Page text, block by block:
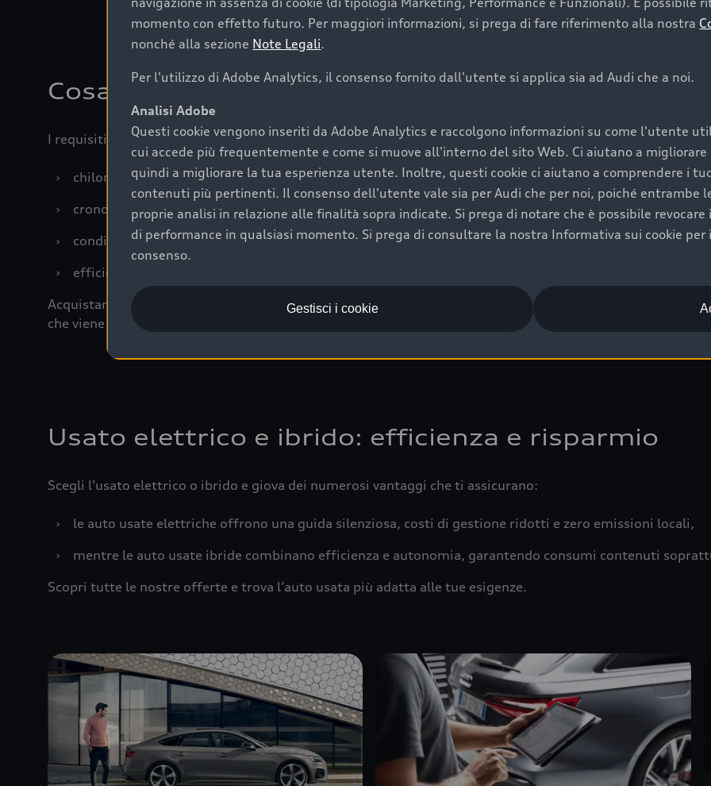
Cosa sapere prima di acquistare la tua prossima
I requisiti fondamentali da considerare prima di acquistare un’auto usata, oltre al prezzo e all'aspetto,
›
chilometraggio: un valore contenuto corrisponde a uno stato migliore del veicolo e a una maggiore
›
cronologia dei tagliandi: una documentazione completa della vettura certifica una manutenzione
›
condizioni della carrozzeria e degli interni: una buona conservazione evidenzia cura e attenzione del
›
efficienza meccanica: motore, trasmissione e componenti principali in ottimo stato garantiscono
Acquistare un’auto usata in una Concessionaria ufficiale Audi che offre l’usato garantito tramite Audi
che viene sottoposto a 110 controlli approfonditi e coperto da garanzia fino a 4 anni per una maggiore
Usato elettrico e ibrido: efficienza e risparmio
Scegli l’usato elettrico o ibrido e giova dei numerosi vantaggi che ti assicurano:
›
le auto usate elettriche offrono una guida silenziosa, costi di gestione ridotti e zero emissioni locali,
›
mentre le auto usate ibride combinano efficienza e autonomia, garantendo consumi contenuti
Scopri tutte le nostre offerte e trova l’auto usata più adatta alle tue esigenze.
momento con effetto futuro. Per maggiori informazioni, si prega di fare riferimento alla nostra
nonché alla sezione Note Legali.
Per l'utilizzo di Adobe Analytics, il consenso fornito dall'utente si applica sia ad Audi che a noi.
Analisi Adobe
Questi cookie vengono inseriti da Adobe Analytics e raccolgono informazioni su come l'utente
cui accede più frequentemente e come si muove all'interno del sito Web. Ci aiutano a
quindi a migliorare la tua esperienza utente. Inoltre, questi cookie ci aiutano a comprendere i
contenuti più pertinenti. Il consenso dell'utente vale sia per Audi che per noi, poiché entrambe
proprie analisi in relazione alle finalità sopra indicate. Si prega di notare che è possibile
di performance in qualsiasi momento. Si prega di consultare la nostra Informativa sui cookie per
consenso.
Gestisci i cookie